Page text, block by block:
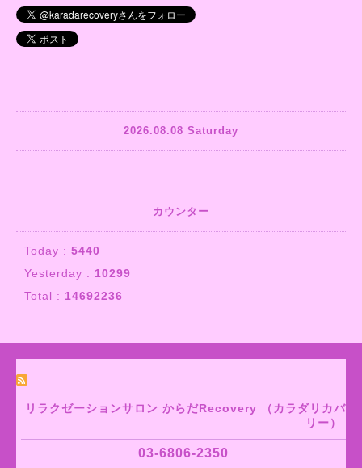
2026.08.08 Saturday
カウンター
Today : 5440
Yesterday : 10299
Total : 14692236
リラクゼーションサロン からだRecovery （カラダリカバ
リー）
03-6806-2350